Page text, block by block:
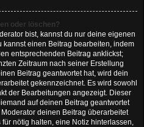
oder löschen?
bist, kannst du nur deine eigenen
kannst einen Beitrag bearbeiten, indem
entsprechenden Beitrag anklickst;
Zeitraum nach seiner Erstellung
Beitrag geantwortet hat, wird dein
gekennzeichnet. Es wird sowohl
der Bearbeitungen angezeigt. Dieser
auf deinen Beitrag geantwortet
deinen Beitrag überarbeitet
nötig halten, eine Notiz hinterlassen,